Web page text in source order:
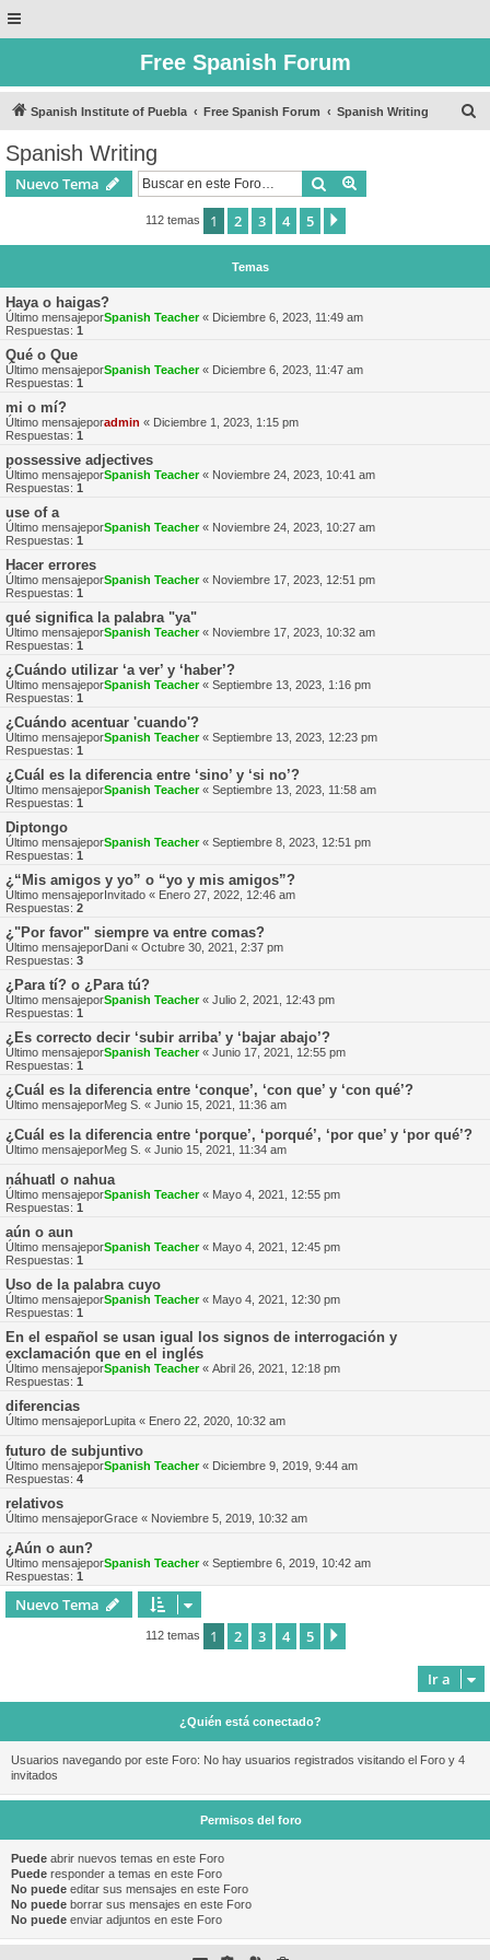
Free Spanish Forum
Spanish Institute of Puebla Free Spanish Forum Spanish Writing
Spanish Writing
Nuevo Tema Buscar
112 temas 1 2 3 4 5
Temas
Haya o haigas?
Último mensajeporSpanish Teacher« Diciembre 6, 2023, 11:49 am
Respuestas: 1
Qué o Que
Último mensajeporSpanish Teacher« Diciembre 6, 2023, 11:47 am
Respuestas: 1
mi o mí?
Último mensajeporadmin « Diciembre 1, 2023, 1:15 pm
Respuestas: 1
possessive adjectives
Último mensajeporSpanish Teacher« Noviembre 24, 2023, 10:41 am
Respuestas: 1
use of a
Último mensajeporSpanish Teacher« Noviembre 24, 2023, 10:27 am
Respuestas: 1
Hacer errores
Último mensajeporSpanish Teacher« Noviembre 17, 2023, 12:51 pm
Respuestas: 1
qué significa la palabra "ya"
Último mensajeporSpanish Teacher« Noviembre 17, 2023, 10:32 am
Respuestas: 1
¿Cuándo utilizar ‘a ver’ y ‘haber’?
Último mensajeporSpanish Teacher« Septiembre 13, 2023, 1:16 pm
Respuestas: 1
¿Cuándo acentuar 'cuando'?
Último mensajeporSpanish Teacher« Septiembre 13, 2023, 12:23 pm
Respuestas: 1
¿Cuál es la diferencia entre ‘sino’ y ‘si no’?
Último mensajeporSpanish Teacher« Septiembre 13, 2023, 11:58 am
Respuestas: 1
Diptongo
Último mensajeporSpanish Teacher« Septiembre 8, 2023, 12:51 pm
Respuestas: 1
¿“Mis amigos y yo” o “yo y mis amigos”?
Último mensajeporInvitado « Enero 27, 2022, 12:46 am
Respuestas: 2
¿"Por favor" siempre va entre comas?
Último mensajeporDani « Octubre 30, 2021, 2:37 pm
Respuestas: 3
¿Para tí? o ¿Para tú?
Último mensajeporSpanish Teacher« Julio 2, 2021, 12:43 pm
Respuestas: 1
¿Es correcto decir ‘subir arriba’ y ‘bajar abajo’?
Último mensajeporSpanish Teacher« Junio 17, 2021, 12:55 pm
Respuestas: 1
¿Cuál es la diferencia entre ‘conque’, ‘con que’ y ‘con qué’?
Último mensajeporMeg S. « Junio 15, 2021, 11:36 am
¿Cuál es la diferencia entre ‘porque’, ‘porqué’, ‘por que’ y ‘por qué’?
Último mensajeporMeg S. « Junio 15, 2021, 11:34 am
náhuatl o nahua
Último mensajeporSpanish Teacher« Mayo 4, 2021, 12:55 pm
Respuestas: 1
aún o aun
Último mensajeporSpanish Teacher« Mayo 4, 2021, 12:45 pm
Respuestas: 1
Uso de la palabra cuyo
Último mensajeporSpanish Teacher« Mayo 4, 2021, 12:30 pm
Respuestas: 1
En el español se usan igual los signos de interrogación y
exclamación que en el inglés
Último mensajeporSpanish Teacher« Abril 26, 2021, 12:18 pm
Respuestas: 1
diferencias
Último mensajeporLupita « Enero 22, 2020, 10:32 am
futuro de subjuntivo
Último mensajeporSpanish Teacher« Diciembre 9, 2019, 9:44 am
Respuestas: 4
relativos
Último mensajeporGrace « Noviembre 5, 2019, 10:32 am
¿Aún o aun?
Último mensajeporSpanish Teacher« Septiembre 6, 2019, 10:42 am
Respuestas: 1
Nuevo Tema
112 temas 1 2 3 4 5
Ir a
¿Quién está conectado?
Usuarios navegando por este Foro: No hay usuarios registrados visitando el Foro y 4
invitados
Permisos del foro
Puede abrir nuevos temas en este Foro
Puede responder a temas en este Foro
No puede editar sus mensajes en este Foro
No puede borrar sus mensajes en este Foro
No puede enviar adjuntos en este Foro